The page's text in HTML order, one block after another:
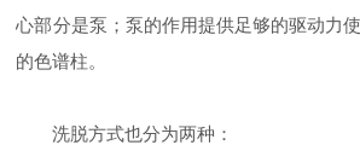
心部分是泵；泵的作用提供足够的驱动力
的色谱柱。
洗脱方式也分为两种：